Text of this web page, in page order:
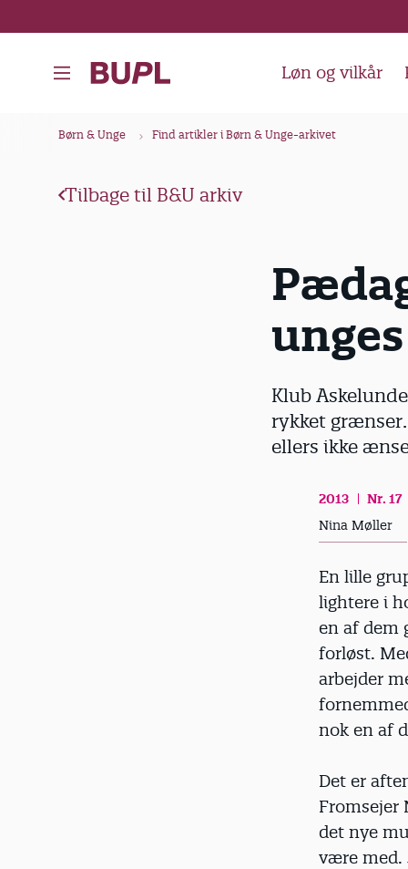
å
Løn og vilkår
Børn & Unge Find artikler i Børn & Unge-arkivet
Tilbage til B&U arkiv
Klub
rykket
ellers ikke
2013
Nr. 17
Nina Møller
En lille
lightere i
en af dem
forløst.
arbejder
nok en af
Det er
Fromsejer
det nye
være med.